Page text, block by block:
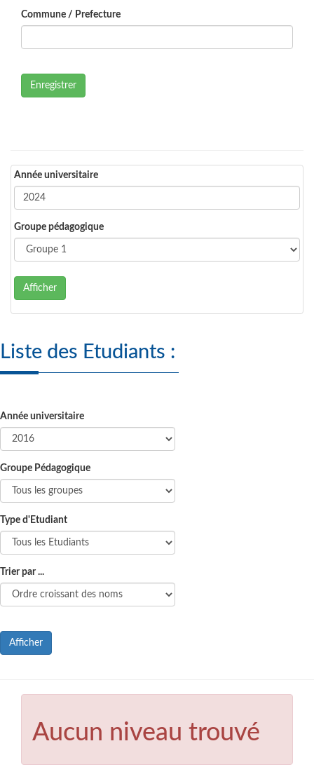
Commune / Prefecture
Enregistrer
Année universitaire
Groupe pédagogique
Afficher
Liste des Etudiants :
Année universitaire
Groupe Pédagogique
Type d'Etudiant
Trier par ...
Afficher
Aucun niveau trouvé